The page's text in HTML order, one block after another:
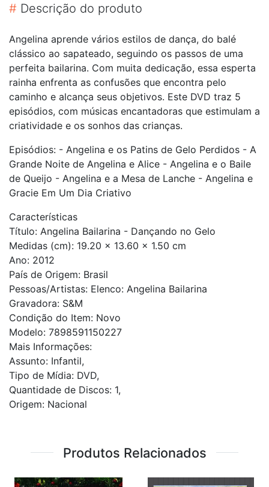
# Descrição do produto
Angelina aprende vários estilos de dança, do balé
clássico ao sapateado, seguindo os passos de uma
perfeita bailarina. Com muita dedicação, essa esperta
rainha enfrenta as confusões que encontra pelo
caminho e alcança seus objetivos. Este DVD traz 5
episódios, com músicas encantadoras que estimulam a
criatividade e os sonhos das crianças.
Episódios: - Angelina e os Patins de Gelo Perdidos - A
Grande Noite de Angelina e Alice - Angelina e o Baile
de Queijo - Angelina e a Mesa de Lanche - Angelina e
Gracie Em Um Dia Criativo
Características
Título: Angelina Bailarina - Dançando no Gelo
Medidas (cm): 19.20 x 13.60 x 1.50 cm
Ano: 2012
País de Origem: Brasil
Pessoas/Artistas: Elenco: Angelina Bailarina
Gravadora: S&M
Condição do Item: Novo
Modelo: 7898591150227
Mais Informações:
Assunto: Infantil,
Tipo de Mídia: DVD,
Quantidade de Discos: 1,
Origem: Nacional
Produtos Relacionados